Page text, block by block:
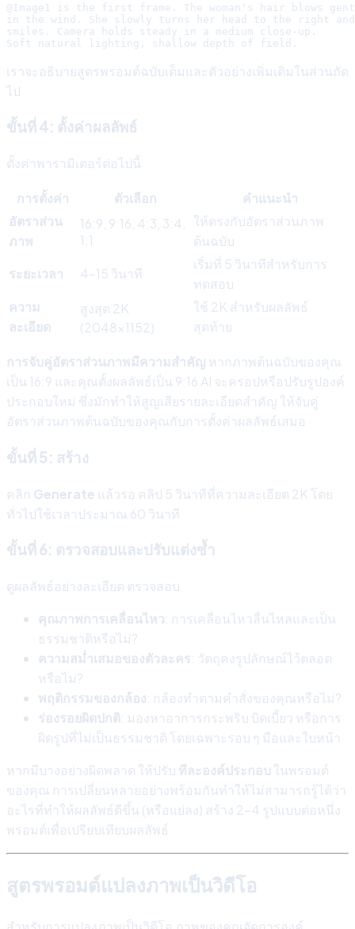
@Image1 is the first frame. The woman's hair blows
in the wind. She slowly turns her head to the right and
smiles. Camera holds steady in a medium close-up.
เราจะอธิบายสูตรพรอมต์ฉบับเต็มและตัวอย่างเพิ่มเติมในส่วนถัด
ไป
ขั้นที่ 4: ตั้งค่าผลลัพธ์
ตั้งค่าพารามิเตอร์ต่อไปนี้
การตั้งค่า ตัวเลือก
คำแนะนำ
อัตราส่วน
ภาพ
16:9, 9:16, 4:3, 3:4,
1:1
ให้ตรงกับอัตราส่วนภาพ
ต้นฉบับ
ระยะเวลา
4-15 วินาที
เริ่มที่ 5 วินาทีสำหรับการ
ทดสอบ
ความ
ละเอียด
สูงสุด 2K
(2048x1152)
ใช้ 2K สำหรับผลลัพธ์
สุดท้าย
การจับคู่อัตราส่วนภาพมีความสำคัญ หากภาพต้นฉบับของคุณ
เป็น 16:9 และคุณตั้งผลลัพธ์เป็น 9:16 AI จะครอปหรือปรับรูปองค์
ประกอบใหม่ ซึ่งมักทำให้สูญเสียรายละเอียดสำคัญ ให้จับคู่
อัตราส่วนภาพต้นฉบับของคุณกับการตั้งค่าผลลัพธ์เสมอ
ขั้นที่ 5: สร้าง
คลิก Generate แล้วรอ คลิป 5 วินาทีที่ความละเอียด 2K โดย
ทั่วไปใช้เวลาประมาณ 60 วินาที
ขั้นที่ 6: ตรวจสอบและปรับแต่งซ้ำ
ดูผลลัพธ์อย่างละเอียด ตรวจสอบ
คุณภาพการเคลื่อนไหว: การเคลื่อนไหวลื่นไหลและเป็น
ธรรมชาติหรือไม่?
ความสม่ำเสมอของตัวละคร: วัตถุคงรูปลักษณ์ไว้ตลอด
หรือไม่?
พฤติกรรมของกล้อง: กล้องทำตามคำสั่งของคุณหรือไม่?
ร่องรอยผิดปกติ: มองหาอาการกระพริบ บิดเบี้ยว หรือการ
ผิดรูปที่ไม่เป็นธรรมชาติ โดยเฉพาะรอบ ๆ มือและใบหน้า
หากมีบางอย่างผิดพลาด ให้ปรับ ทีละองค์ประกอบ ในพรอมต์
ของคุณ การเปลี่ยนหลายอย่างพร้อมกันทำให้ไม่สามารถรู้ได้ว่า
อะไรที่ทำให้ผลลัพธ์ดีขึ้น (หรือแย่ลง) สร้าง 2-4 รูปแบบต่อหนึ่ง
พรอมต์เพื่อเปรียบเทียบผลลัพธ์
สูตรพรอมต์แปลงภาพเป็นวิดีโอ